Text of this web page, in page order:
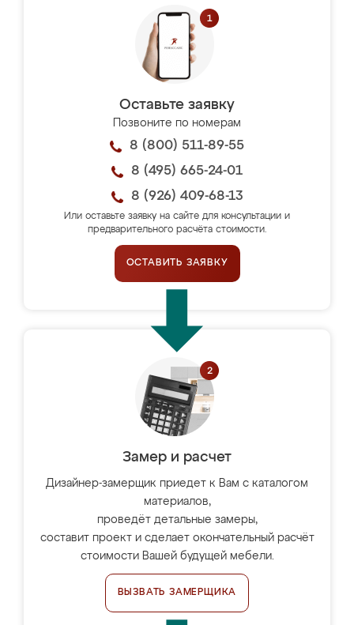
Оставьте заявку
Позвоните по номерам
8 (800) 511-89-55
8 (495) 665-24-01
8 (926) 409-68-13
Или оставьте заявку на сайте для консультации и
предварительного расчёта стоимости.
ОСТАВИТЬ ЗАЯВКУ
Замер и расчет
Дизайнер-замерщик приедет к Вам с каталогом
материалов,
проведёт детальные замеры,
составит проект и сделает окончательный расчёт
стоимости Вашей будущей мебели.
ВЫЗВАТЬ ЗАМЕРЩИКА